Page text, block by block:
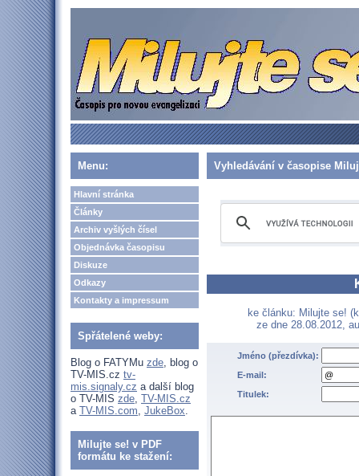
Menu:
Hlavní stránka
Články
Archiv vyšlých čísel
Objednávka časopisu
Diskuze
Odkazy
Kontakty a impressum
Spřátelené weby:
Blog o FATYMu zde, blog o
TV-MIS.cz tv-
mis.signaly.cz a další blog
o TV-MIS zde, TV-MIS.cz
a TV-MIS.com, JukeBox.
Milujte se! v PDF
formátu ke stažení:
Vyhledávání v časopise
ke článku: Milujte se!
ze dne 28.08.2012,
Jméno (přezdívka):
E-mail:
Titulek: